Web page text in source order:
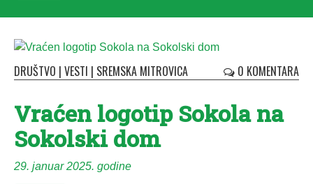
DRUŠTVO | VESTI | SREMSKA MITROVICA 0 KOMENTARA
Vraćen logotip Sokola na
Sokolski dom
29. januar 2025. godine